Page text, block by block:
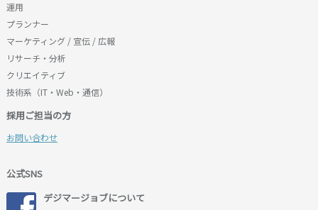
運用
プランナー
マーケティング / 宣伝 / 広報
リサーチ・分析
クリエイティブ
技術系（IT・Web・通信）
採用ご担当の方
お問い合わせ
公式SNS
デジマージョブについて